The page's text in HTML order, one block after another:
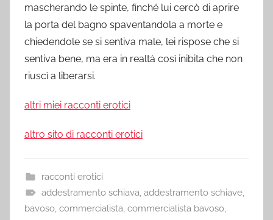
mascherando le spinte, finché lui cercò di aprire
la porta del bagno spaventandola a morte e
chiedendole se si sentiva male, lei rispose che si
sentiva bene, ma era in realtà così inibita che non
riuscì a liberarsi.
altri miei racconti erotici
altro sito di racconti erotici
racconti erotici
addestramento schiava, addestramento schiave,
bavoso, commercialista, commercialista bavoso,